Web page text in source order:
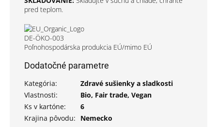
pred teplom.
DE-ÖKO-003
Poľnohospodárska produkcia EÚ/mimo EÚ
Dodatočné parametre
Kategória:
Zdravé sušienky a sladkosti
Vlastnosti:
Bio, Fair trade, Vegan
Ks v kartóne:
6
Krajina pôvodu: Nemecko